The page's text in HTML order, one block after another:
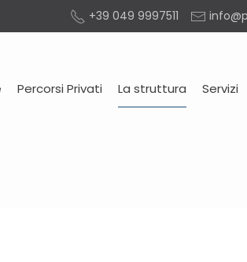
+39 049 9997511
Percorsi Privati La struttura Servizi